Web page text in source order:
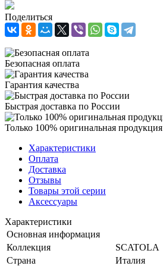
Поделиться
Безопасная оплата
Гарантия качества
Быстрая доставка по России
Только 100% оригинальная продукция
Характеристики
Оплата
Доставка
Отзывы
Товары этой серии
Аксессуары
Характеристики
Основная информация
Коллекция
SCATOLA
Страна
Италия